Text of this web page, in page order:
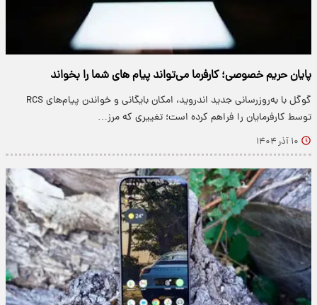
پایان حریم خصوصی؛ کارفرما می‌تواند پیام های شما را بخواند
گوگل با به‌روزرسانی جدید اندروید، امکان بایگانی و خواندن پیام‌های RCS
توسط کارفرمایان را فراهم کرده است؛ تغییری که مرز…
۱۰ آذر ۱۴۰۴